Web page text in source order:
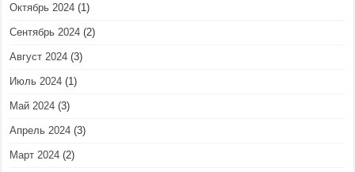
Октябрь 2024 (1)
Сентябрь 2024 (2)
Август 2024 (3)
Июль 2024 (1)
Май 2024 (3)
Апрель 2024 (3)
Март 2024 (2)